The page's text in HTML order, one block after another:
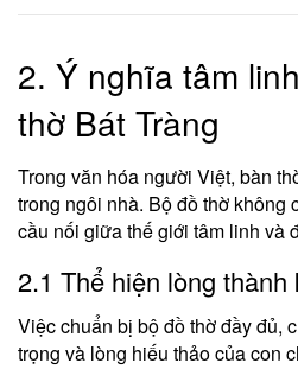
2. Ý nghĩa tâm
thờ Bát Tràng
Trong văn hóa người Việt, bàn
trong ngôi nhà. Bộ đồ thờ không
cầu nối giữa thế giới tâm linh và
2.1 Thể hiện lòng thành
Việc chuẩn bị bộ đồ thờ đầy đủ,
trọng và lòng hiếu thảo của con